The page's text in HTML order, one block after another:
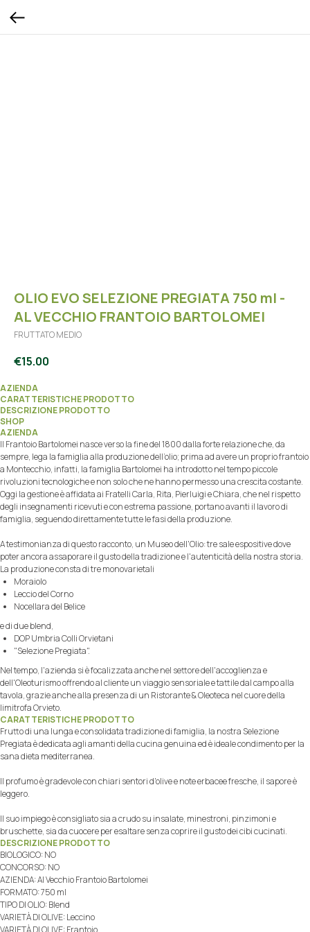
OLIO EVO SELEZIONE PREGIATA 750 ml -
AL VECCHIO FRANTOIO BARTOLOMEI
FRUTTATO MEDIO
€15.00
AZIENDA
CARATTERISTICHE PRODOTTO
DESCRIZIONE PRODOTTO
SHOP
AZIENDA
Il Frantoio Bartolomei nasce verso la fine del 1800 dalla forte relazione che, da
sempre, lega la famiglia alla produzione dell’olio; prima ad avere un proprio frantoio
a Montecchio, infatti, la famiglia Bartolomei ha introdotto nel tempo piccole
rivoluzioni tecnologiche e non solo che ne hanno permesso una crescita costante.
Oggi la gestione è affidata ai Fratelli Carla, Rita, Pierluigi e Chiara, che nel rispetto
degli insegnamenti ricevuti e con estrema passione, portano avanti il lavoro di
famiglia, seguendo direttamente tutte le fasi della produzione.
A testimonianza di questo racconto, un Museo dell'Olio: tre sale espositive dove
poter ancora assaporare il gusto della tradizione e l'autenticità della nostra storia.
La produzione consta di tre monovarietali
Moraiolo
Leccio del Corno
Nocellara del Belice
e di due blend,
DOP Umbria Colli Orvietani
"Selezione Pregiata".
Nel tempo, l'azienda si è focalizzata anche nel settore dell'accoglienza e
dell'Oleoturismo offrendo al cliente un viaggio sensoriale e tattile dal campo alla
tavola, grazie anche alla presenza di un Ristorante & Oleoteca nel cuore della
limitrofa Orvieto.
CARATTERISTICHE PRODOTTO
Frutto di una lunga e consolidata tradizione di famiglia, la nostra Selezione
Pregiata è dedicata agli amanti della cucina genuina ed è ideale condimento per la
sana dieta mediterranea.
Il profumo è gradevole con chiari sentori d'olive e note erbacee fresche, il sapore è
leggero.
Il suo impiego è consigliato sia a crudo su insalate, minestroni, pinzimoni e
bruschette, sia da cuocere per esaltare senza coprire il gusto dei cibi cucinati.
DESCRIZIONE PRODOTTO
BIOLOGICO: NO
CONCORSO: NO
AZIENDA: Al Vecchio Frantoio Bartolomei
FORMATO: 750 ml
TIPO DI OLIO: Blend
VARIETÀ DI OLIVE: Leccino